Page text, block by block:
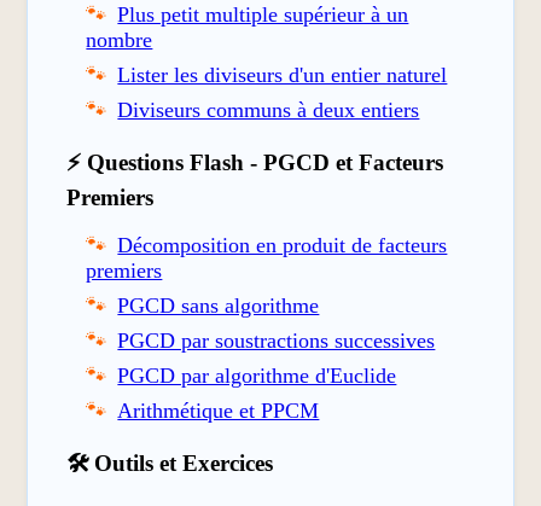
Plus petit multiple supérieur à un
nombre
Lister les diviseurs d'un entier naturel
Diviseurs communs à deux entiers
⚡ Questions Flash - PGCD et Facteurs
Premiers
Décomposition en produit de facteurs
premiers
PGCD sans algorithme
PGCD par soustractions successives
PGCD par algorithme d'Euclide
Arithmétique et PPCM
🛠️ Outils et Exercices